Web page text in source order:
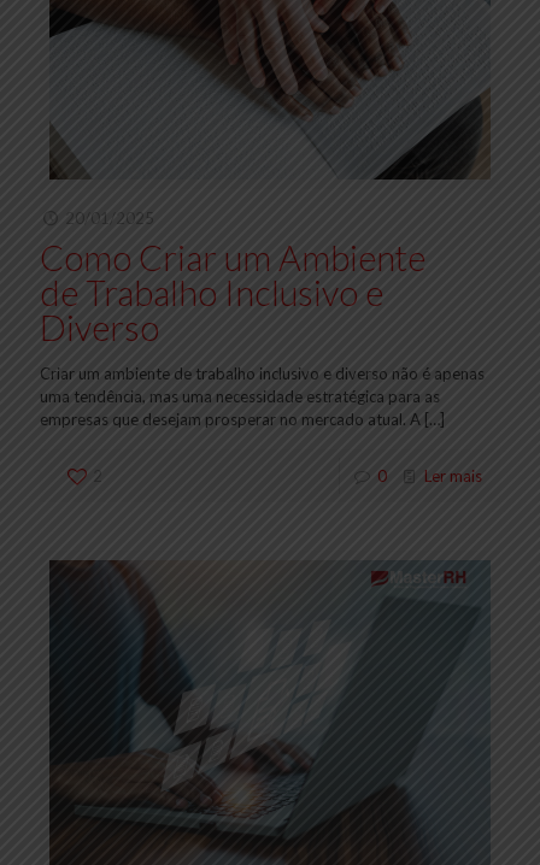
20/01/2025
Como Criar um Ambiente
de Trabalho Inclusivo e
Diverso
Criar um ambiente de trabalho inclusivo e diverso não é apenas
uma tendência, mas uma necessidade estratégica para as
empresas que desejam prosperar no mercado atual. A […]
2 0 Ler mais